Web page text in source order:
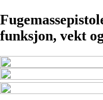
funksjon, vekt